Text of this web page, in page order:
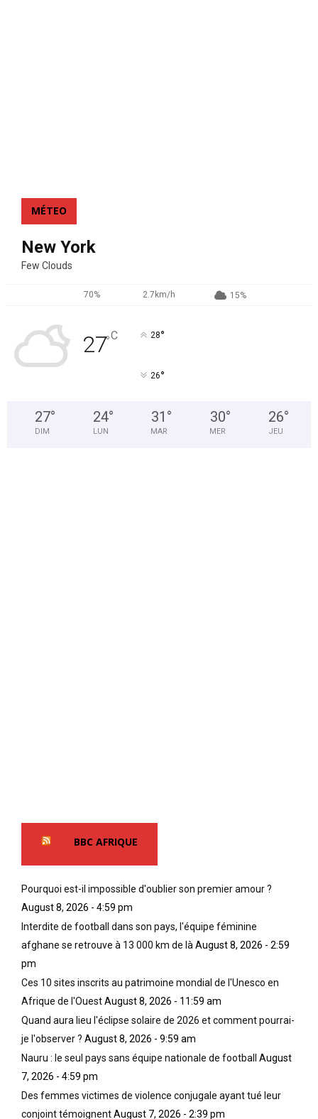
MÉTEO
New York
Few Clouds
70% 2.7km/h 15%
27°C 28°
26°
27°
DIM
24°
LUN
31 °
MAR
30°
MER
26°
JEU
BBC AFRIQUE
Pourquoi est-il impossible d'oublier son premier amour ?
August 8, 2026 - 4:59 pm
Interdite de football dans son pays, l'équipe féminine
afghane se retrouve à 13 000 km de là August 8, 2026 - 2:59
pm
Ces 10 sites inscrits au patrimoine mondial de l'Unesco en
Afrique de l'OuestAugust 8, 2026 - 11:59 am
Quand aura lieu l'éclipse solaire de 2026 et comment pourrai-
je l'observer ? August 8, 2026 - 9:59 am
Nauru : le seul pays sans équipe nationale de football
August
7, 2026 - 4:59 pm
Des femmes victimes de violence conjugale ayant tué leur
conjoint témoignentAugust 7, 2026 - 2:39 pm